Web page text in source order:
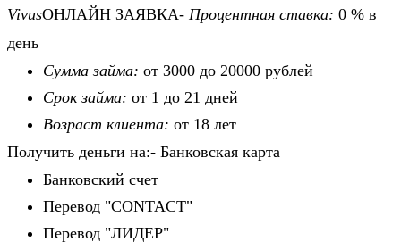
VivusОНЛАЙН ЗАЯВКА- Процентная ставка: 0 % в
день
Сумма займа: от 3000 до 20000 рублей
Срок займа: от 1 до 21 дней
Возраст клиента: от 18 лет
Получить деньги на:- Банковская карта
Банковский счет
Перевод "CONTACT"
Перевод "ЛИДЕР"